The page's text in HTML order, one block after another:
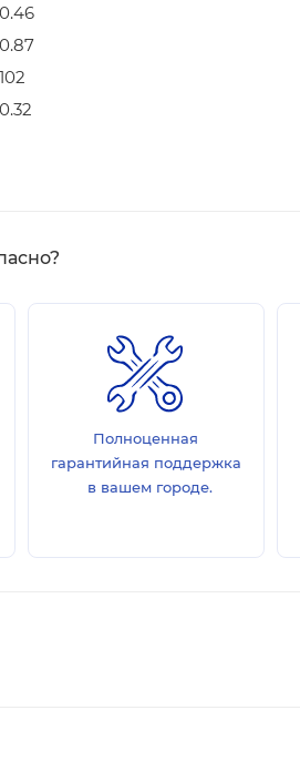
0.46
0.87
102
0.32
Полноценная
гарантийная поддержка
в вашем городе.